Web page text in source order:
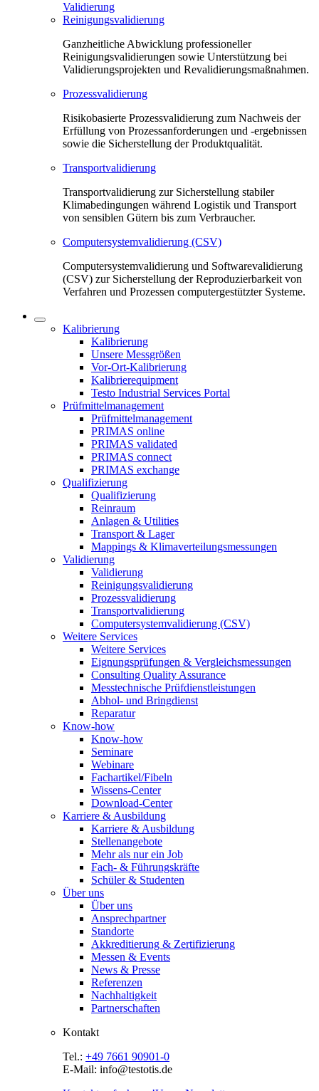
Validierung
Reinigungsvalidierung
Ganzheitliche Abwicklung professioneller
Reinigungsvalidierungen sowie Unterstützung bei
Validierungsprojekten und Revalidierungsmaßnahmen.
Prozessvalidierung
Risikobasierte Prozessvalidierung zum Nachweis der
Erfüllung von Prozessanforderungen und -ergebnissen
sowie die Sicherstellung der Produktqualität.
Transportvalidierung
Transportvalidierung zur Sicherstellung stabiler
Klimabedingungen während Logistik und Transport
von sensiblen Gütern bis zum Verbraucher.
Computersystemvalidierung (CSV)
Computersystemvalidierung und Softwarevalidierung
(CSV) zur Sicherstellung der Reproduzierbarkeit von
Verfahren und Prozessen computergestützter Systeme.
Kalibrierung
Kalibrierung
Unsere Messgrößen
Vor-Ort-Kalibrierung
Kalibrierequipment
Testo Industrial Services Portal
Prüfmittelmanagement
Prüfmittelmanagement
PRIMAS online
PRIMAS validated
PRIMAS connect
PRIMAS exchange
Qualifizierung
Qualifizierung
Reinraum
Anlagen & Utilities
Transport & Lager
Mappings & Klimaverteilungsmessungen
Validierung
Validierung
Reinigungsvalidierung
Prozessvalidierung
Transportvalidierung
Computersystemvalidierung (CSV)
Weitere Services
Weitere Services
Eignungsprüfungen & Vergleichsmessungen
Consulting Quality Assurance
Messtechnische Prüfdienstleistungen
Abhol- und Bringdienst
Reparatur
Know-how
Know-how
Seminare
Webinare
Fachartikel/Fibeln
Wissens-Center
Download-Center
Karriere & Ausbildung
Karriere & Ausbildung
Stellenangebote
Mehr als nur ein Job
Fach- & Führungskräfte
Schüler & Studenten
Über uns
Über uns
Ansprechpartner
Standorte
Akkreditierung & Zertifizierung
Messen & Events
News & Presse
Referenzen
Nachhaltigkeit
Partnerschaften
Kontakt
Tel.: +49 7661 90901-0
E-Mail: info@testotis.de